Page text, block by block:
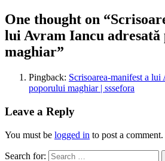
One thought on
lui Avram Iancu
maghiar”
Pingback: Scrisoarea-manifest a lui
poporului maghiar | sssefora
Leave a Reply
You must be logged in to post a comment.
Search for: